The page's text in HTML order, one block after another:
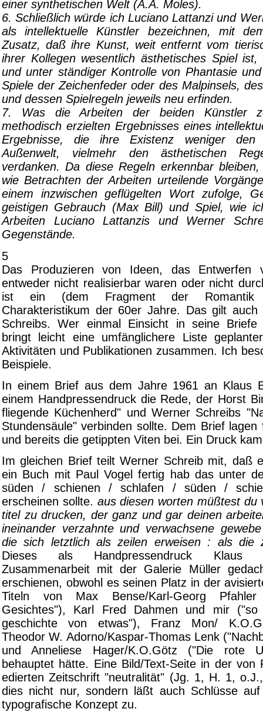
einer synthetischen Welt (A.A. Moles).
6. Schließlich würde ich Luciano Lattanzi und
als intellektuelle Künstler bezeichnen, mit
Zusatz, daß ihre Kunst, weit entfernt vom
ihrer Kollegen wesentlich ästhetisches Spiel
und unter ständiger Kontrolle von Phantasie
Spiele der Zeichenfeder oder des Malpinsels,
und dessen Spielregeln jeweils neu erfinden.
7. Was die Arbeiten der beiden Künstler
methodisch erzielten Ergebnisses eines
Ergebnisse, die ihre Existenz weniger den
Außenwelt, vielmehr den ästhetischen
verdanken. Da diese Regeln erkennbar
wie Betrachten der Arbeiten urteilende
einem inzwischen geflügelten Wort zufolge,
geistigen Gebrauch (Max Bill) und Spiel, wie
Arbeiten Luciano Lattanzis und Werner
Gegenstände.
5
Das Produzieren von Ideen, das Entwerfen
entweder nicht realisierbar waren oder nicht
ist ein (dem Fragment der Romantik
Charakteristikum der 60er Jahre. Das gilt
Schreibs. Wer einmal Einsicht in seine Briefe
bringt leicht eine umfänglichere Liste
Aktivitäten und Publikationen zusammen. Ich
Beispiele.
In einem Brief aus dem Jahre 1961 an Klaus
einem Handpressendruck die Rede, der Horst
fliegende Küchenherd" und Werner Schreibs
Stundensäule" verbinden sollte. Dem Brief lagen
und bereits die getippten Viten bei. Ein Druck
Im gleichen Brief teilt Werner Schreib mit, daß
ein Buch mit Paul Vogel fertig hab das unter
süden / schienen / schlafen / süden /
erscheinen sollte. aus diesen worten müßtest du
titel zu drucken, der ganz und gar deinen
ineinander verzahnte und verwachsene
die sich letztlich als zeilen erweisen : als die
Dieses als Handpressendruck Klaus
Zusammenarbeit mit der Galerie Müller
erschienen, obwohl es seinen Platz in der
Titeln von Max Bense/Karl-Georg
Gesichtes"), Karl Fred Dahmen und mir
geschichte von etwas"), Franz Mon/
Theodor W. Adorno/Kaspar-Thomas Lenk
und Anneliese Hager/K.O.Götz ("Die rote
behauptet hätte. Eine Bild/Text-Seite in der von
edierten Zeitschrift "neutralität" (Jg. 1, H. 1,
dies nicht nur, sondern läßt auch Schlüsse
typografische Konzept zu.